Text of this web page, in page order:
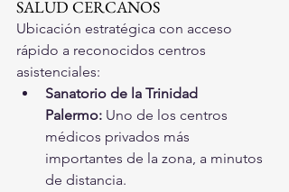
SALUD CERCANOS
Ubicación estratégica con acceso
rápido a reconocidos centros
asistenciales:
Sanatorio de la Trinidad
Palermo: Uno de los centros
médicos privados más
importantes de la zona, a minutos
de distancia.